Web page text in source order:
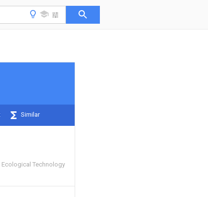
Similar
Ecological Technology